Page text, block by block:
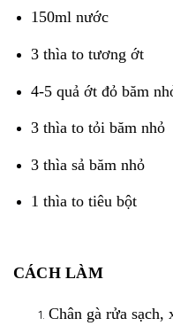
150ml nước
3 thìa to tương ớt
4-5 quả ớt đỏ băm
3 thìa to tỏi băm nhỏ
3 thìa sả băm nhỏ
1 thìa to tiêu bột
CÁCH LÀM
Chân gà rửa